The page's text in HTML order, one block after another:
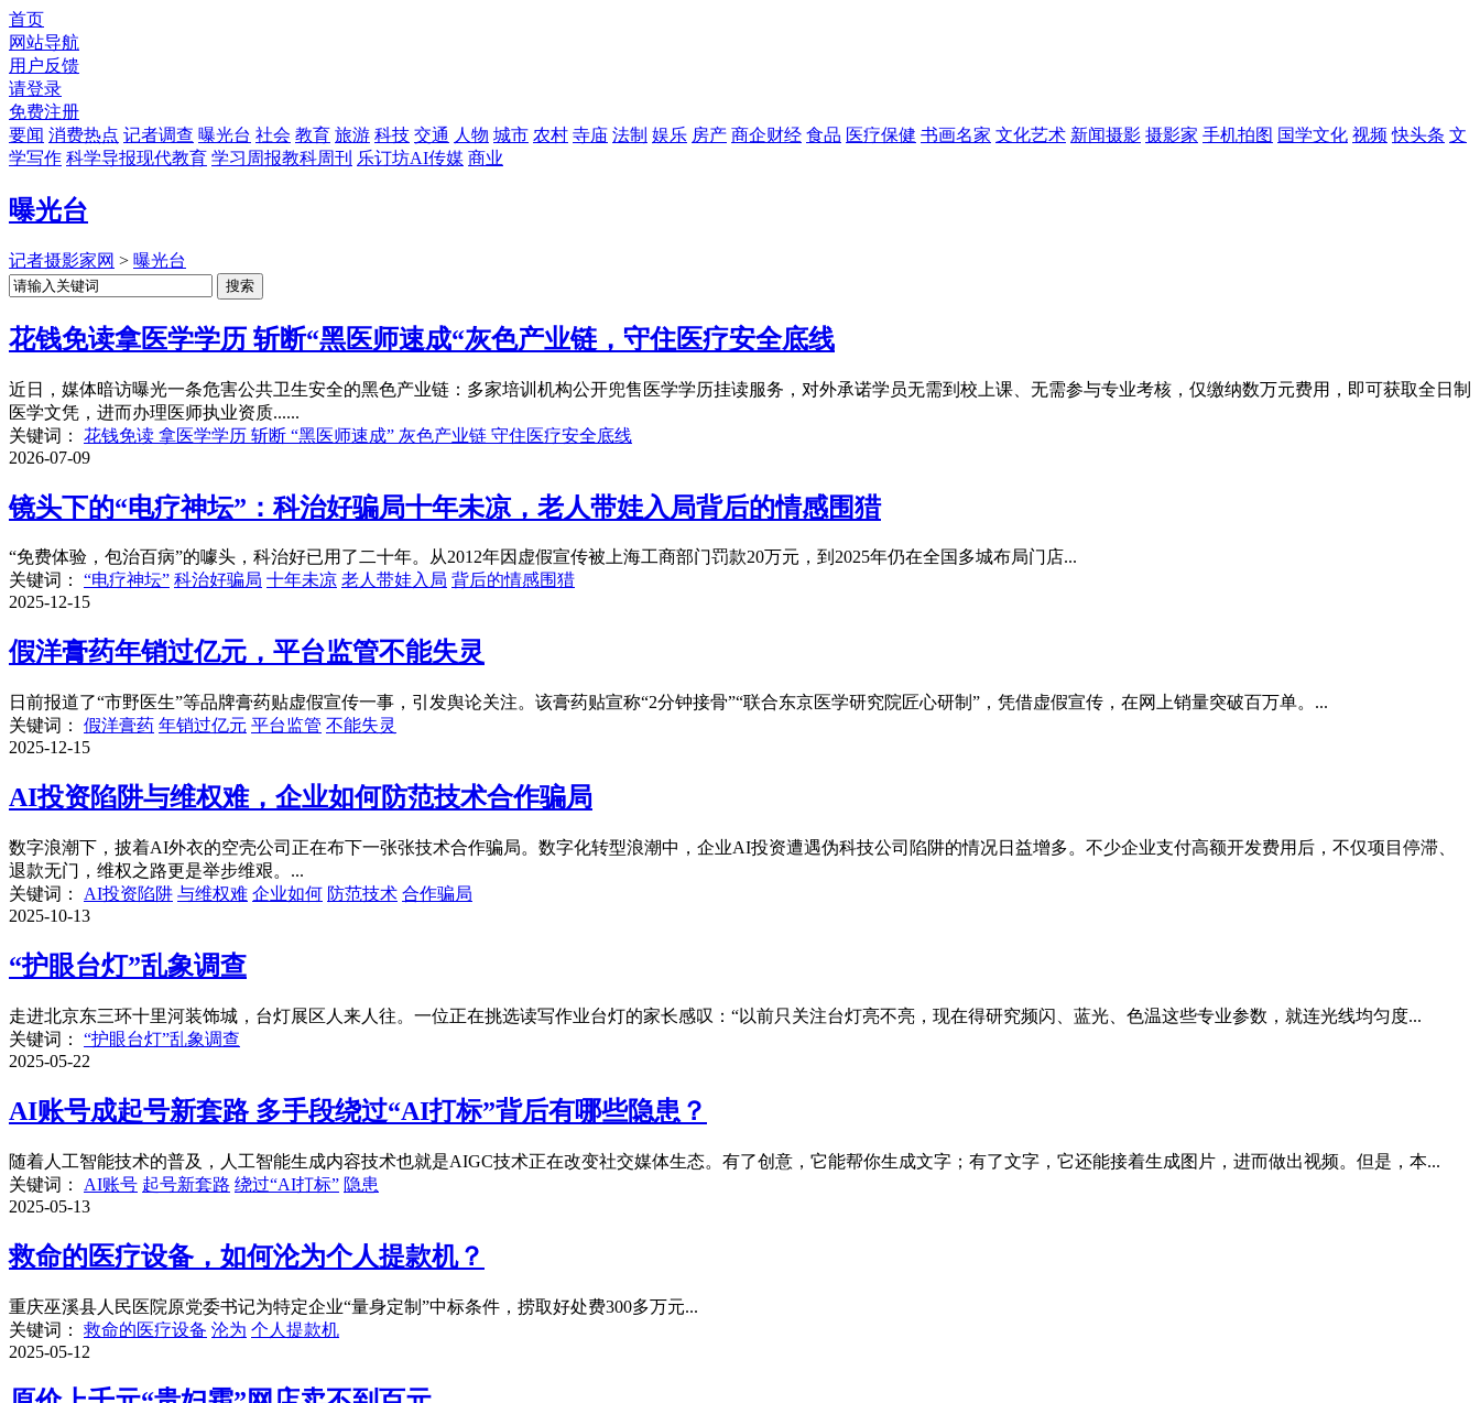
首页
网站导航
用户反馈
请登录
免费注册
要闻 消费热点 记者调查 曝光台 社会 教育 旅游 科技 交通 人物 城市 农村 寺庙 法制 娱乐 房产 商企财经 食品 医疗保健 书画名家 文化艺术 新闻摄影 摄影家 手机拍图 国学文化 视频 快头条 文
学写作 科学导报现代教育 学习周报教科周刊 乐订坊AI传媒 商业
曝光台
记者摄影家网 > 曝光台
花钱免读拿医学学历 斩断“黑医师速成“灰色产业链，守住医疗安全底线
近日，媒体暗访曝光一条危害公共卫生安全的黑色产业链：多家培训机构公开兜售医学学历挂读服务，对外承诺学员无需到校上课、无需参与专业考核，仅缴纳数万元费用，即可获取全日制
医学文凭，进而办理医师执业资质......
关键词： 花钱免读 拿医学学历 斩断 “黑医师速成” 灰色产业链 守住医疗安全底线
2026-07-09
镜头下的“电疗神坛”：科治好骗局十年未凉，老人带娃入局背后的情感围猎
“免费体验，包治百病”的噱头，科治好已用了二十年。从2012年因虚假宣传被上海工商部门罚款20万元，到2025年仍在全国多城布局门店...
关键词： “电疗神坛” 科治好骗局 十年未凉 老人带娃入局 背后的情感围猎
2025-12-15
假洋膏药年销过亿元，平台监管不能失灵
日前报道了“市野医生”等品牌膏药贴虚假宣传一事，引发舆论关注。该膏药贴宣称“2分钟接骨”“联合东京医学研究院匠心研制”，凭借虚假宣传，在网上销量突破百万单。...
关键词： 假洋膏药 年销过亿元 平台监管 不能失灵
2025-12-15
AI投资陷阱与维权难，企业如何防范技术合作骗局
数字浪潮下，披着AI外衣的空壳公司正在布下一张张技术合作骗局。数字化转型浪潮中，企业AI投资遭遇伪科技公司陷阱的情况日益增多。不少企业支付高额开发费用后，不仅项目停滞、
退款无门，维权之路更是举步维艰。...
关键词： AI投资陷阱 与维权难 企业如何 防范技术 合作骗局
2025-10-13
“护眼台灯”乱象调查
走进北京东三环十里河装饰城，台灯展区人来人往。一位正在挑选读写作业台灯的家长感叹：“以前只关注台灯亮不亮，现在得研究频闪、蓝光、色温这些专业参数，就连光线均匀度...
关键词： “护眼台灯”乱象调查
2025-05-22
AI账号成起号新套路 多手段绕过“AI打标”背后有哪些隐患？
随着人工智能技术的普及，人工智能生成内容技术也就是AIGC技术正在改变社交媒体生态。有了创意，它能帮你生成文字；有了文字，它还能接着生成图片，进而做出视频。但是，本...
关键词： AI账号 起号新套路 绕过“AI打标” 隐患
2025-05-13
救命的医疗设备，如何沦为个人提款机？
重庆巫溪县人民医院原党委书记为特定企业“量身定制”中标条件，捞取好处费300多万元...
关键词： 救命的医疗设备 沦为 个人提款机
2025-05-12